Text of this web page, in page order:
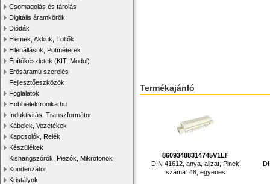
Csomagolás és tárolás
Digitális áramkörök
Diódák
Elemek, Akkuk, Töltők
Ellenállások, Potméterek
Építőkészletek (KIT, Modul)
Erősáramú szerelés
Fejlesztőeszközök
Foglalatok
Hobbielektronika.hu
Induktivitás, Transzformátor
Kábelek, Vezetékek
Kapcsolók, Relék
Készülékek
Kishangszórók, Piezók, Mikrofonok
Kondenzátor
Kristályok
Termékajánló
86093488314745V1LF
DIN 41612, anya, aljzat, Pinek
száma: 48, egyenes